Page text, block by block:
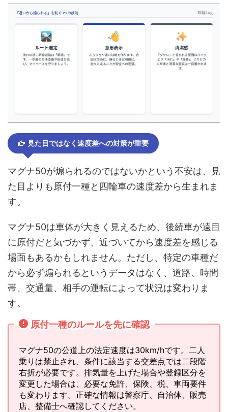
見た目ではなく速度差への対策が重要
マグナ50が煽られるのではないかという不安は、見
た目よりも原付一種と四輪車の速度差から生まれま
す。
マグナ50は車体が大きく見えるため、後続車が遠目
に原付だと気づかず、近づいてから速度差を感じる
場面もあるかもしれません。ただし、特定の車種だ
から必ず煽られるというデータはなく、道路、時間
帯、交通量、相手の運転によって状況は変わりま
す。
原付一種のルールを先に確認
マグナ50の公道上の法定速度は30km/hです。二人
乗りは禁止され、条件に該当する交差点では二段階
右折が必要です。排気量を上げた場合や登録区分を
変更した場合は、必要な免許、保険、税、車両要件
も変わります。正確な情報は警察庁、自治体、販売
店、整備士へ確認してください。